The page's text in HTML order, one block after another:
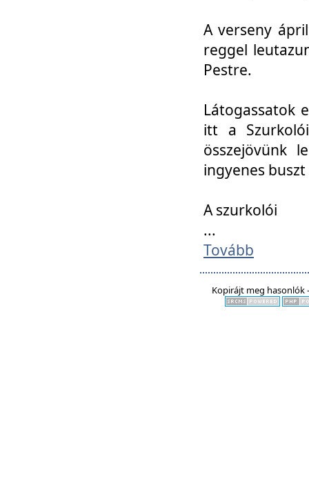
A verseny
reggel
Pestre.
Látogassatok
itt a
összejövünk
ingyenes
A szurkolói
...
Tovább
Kopirájt meg hasonlók